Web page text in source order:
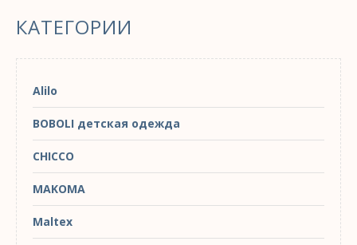
КАТЕГОРИИ
Alilo
BOBOLI детская одежда
CHICCO
MAKOMA
Maltex